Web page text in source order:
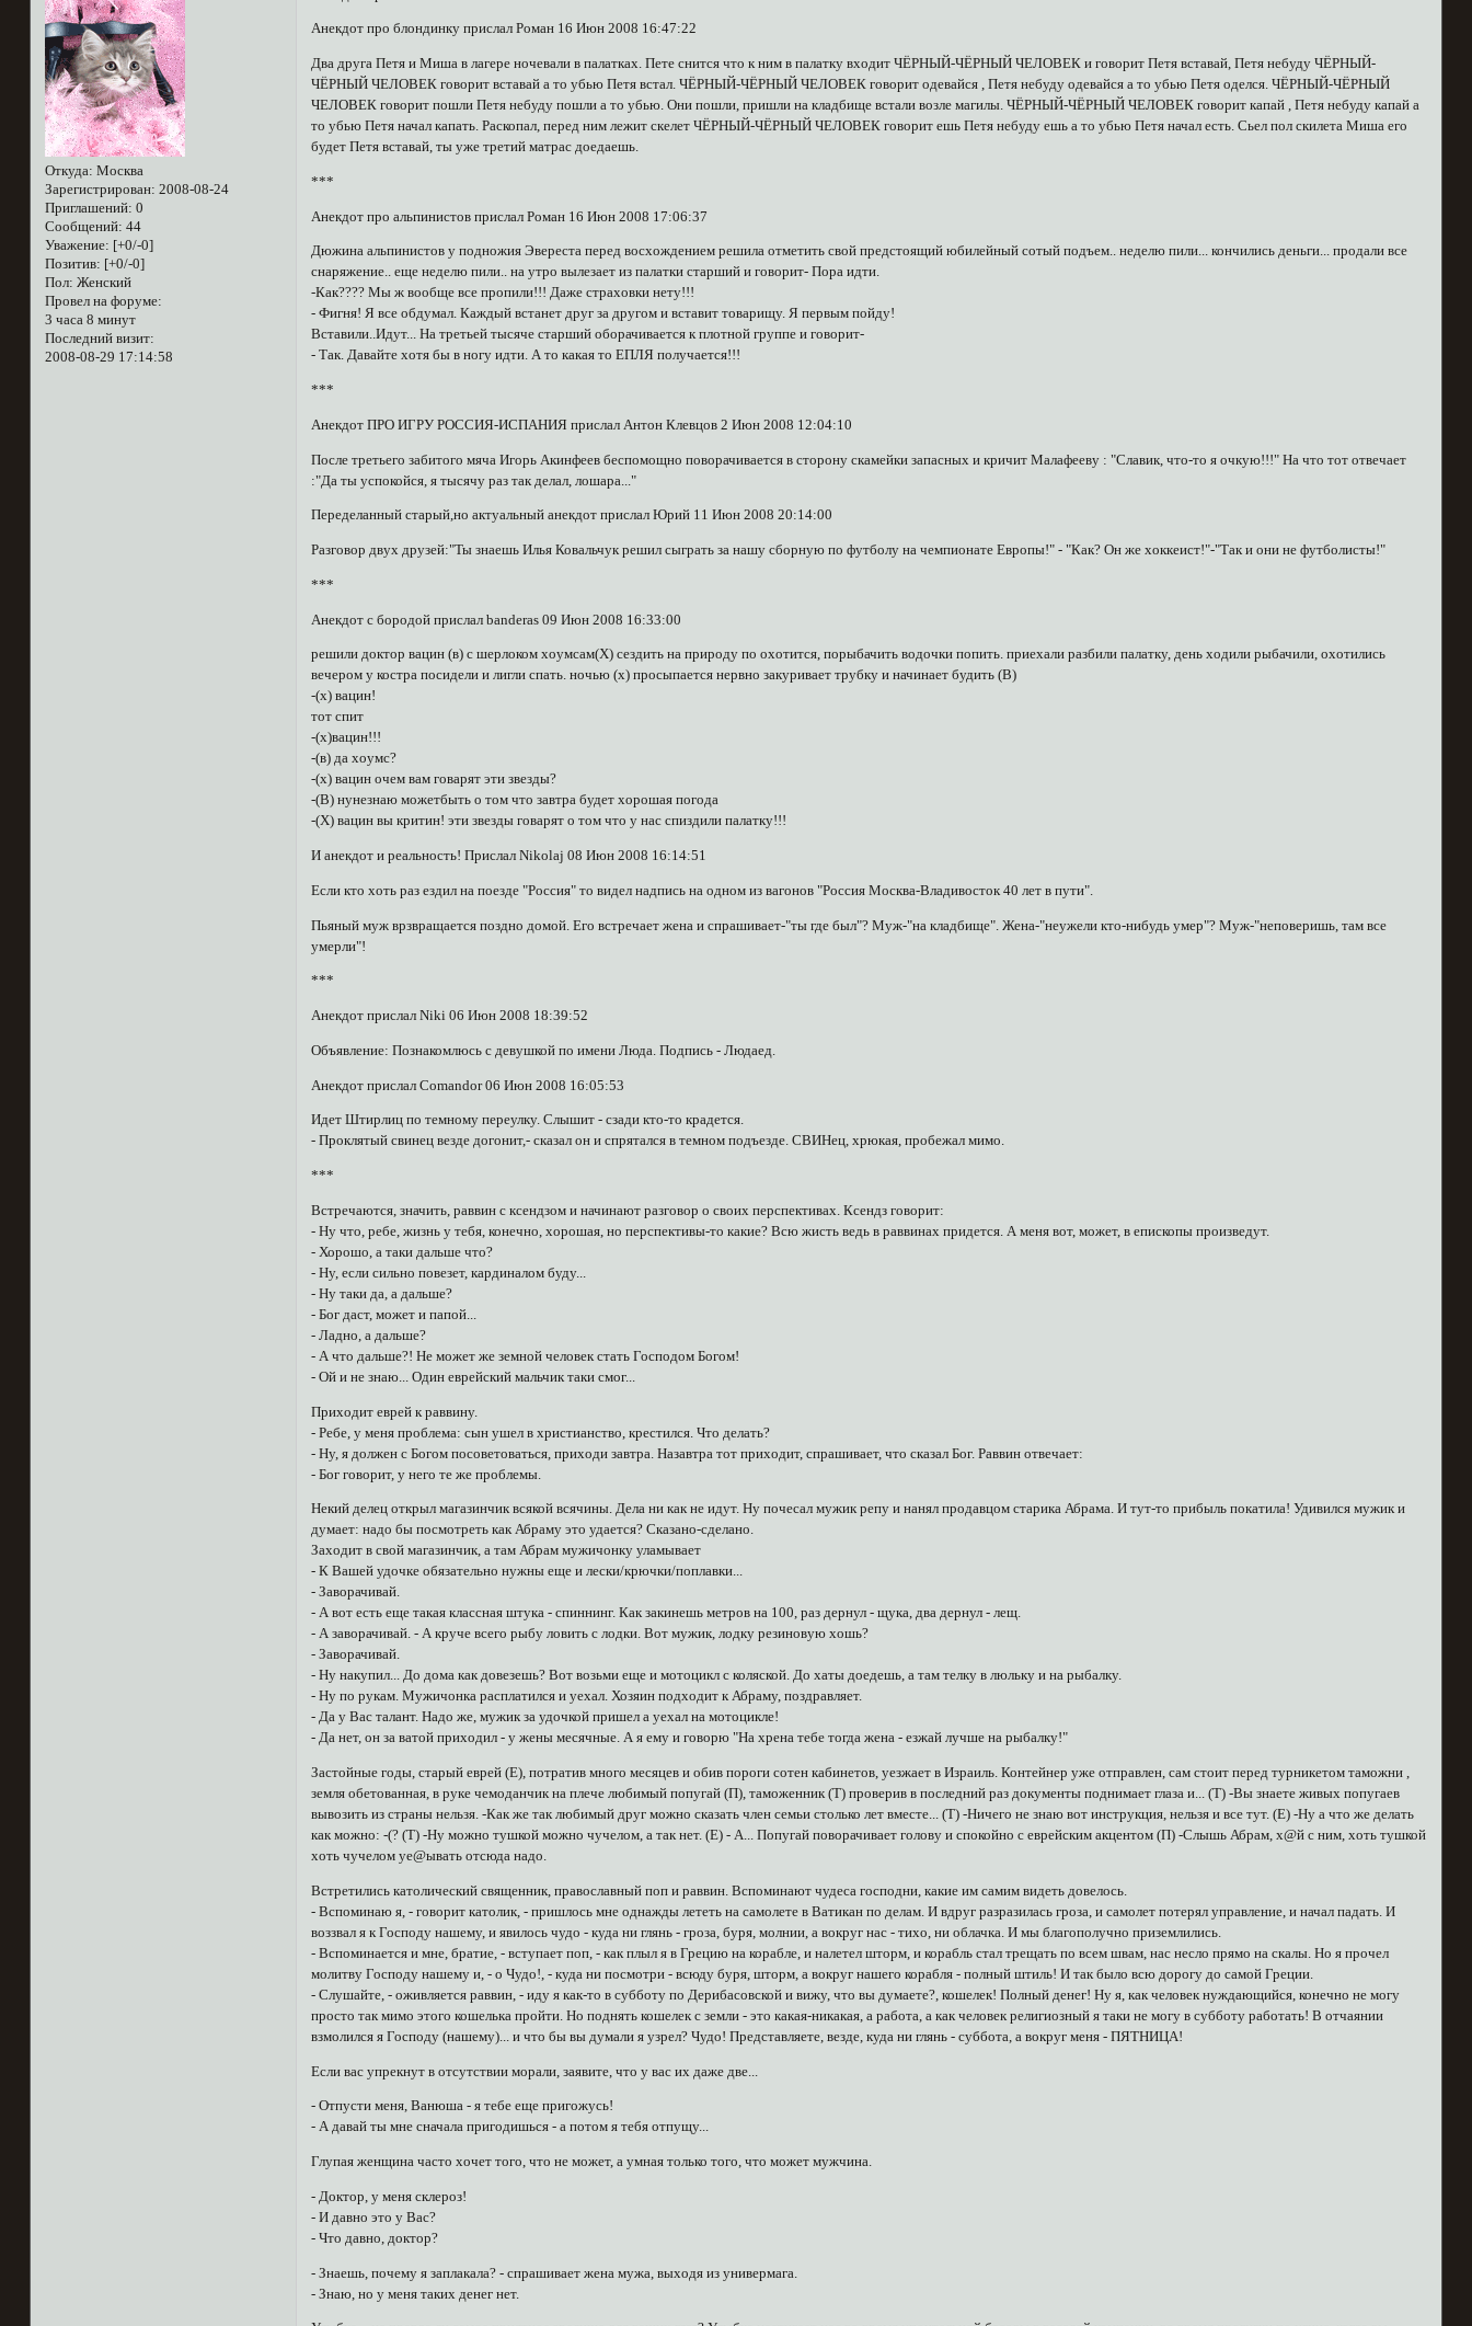
Откуда: Москва
Зарегистрирован: 2008-08-24
Приглашений: 0
Сообщений: 44
Уважение: [+0/-0]
Позитив: [+0/-0]
Пол: Женский
Провел на форуме:
3 часа 8 минут
Последний визит:
2008-08-29 17:14:58
Анекдот про блондинку прислал Роман 16 Июн 2008 16:47:22
Два друга Петя и Миша в лагере ночевали в палатках. Пете снится что к ним в палатку входит ЧЁРНЫЙ-ЧЁРНЫЙ ЧЕЛОВЕК и говорит Петя вставай, Петя небуду ЧЁРНЫЙ-
ЧЁРНЫЙ ЧЕЛОВЕК говорит вставай а то убью Петя встал. ЧЁРНЫЙ-ЧЁРНЫЙ ЧЕЛОВЕК говорит одевайся , Петя небуду одевайся а то убью Петя оделся. ЧЁРНЫЙ-ЧЁРНЫЙ
ЧЕЛОВЕК говорит пошли Петя небуду пошли а то убью. Они пошли, пришли на кладбище встали возле магилы. ЧЁРНЫЙ-ЧЁРНЫЙ ЧЕЛОВЕК говорит капай , Петя небуду капай а
то убью Петя начал капать. Раскопал, перед ним лежит скелет ЧЁРНЫЙ-ЧЁРНЫЙ ЧЕЛОВЕК говорит ешь Петя небуду ешь а то убью Петя начал есть. Сьел пол скилета Миша его
будет Петя вставай, ты уже третий матрас доедаешь.
***
Анекдот про альпинистов прислал Роман 16 Июн 2008 17:06:37
Дюжина альпинистов у подножия Эвереста перед восхождением решила отметить свой предстоящий юбилейный сотый подъем.. неделю пили... кончились деньги... продали все
снаряжение.. еще неделю пили.. на утро вылезает из палатки старший и говорит- Пора идти.
-Как???? Мы ж вообще все пропили!!! Даже страховки нету!!!
- Фигня! Я все обдумал. Каждый встанет друг за другом и вставит товарищу. Я первым пойду!
Вставили..Идут... На третьей тысяче старший оборачивается к плотной группе и говорит-
- Так. Давайте хотя бы в ногу идти. А то какая то ЕПЛЯ получается!!!
***
Анекдот ПРО ИГРУ РОССИЯ-ИСПАНИЯ прислал Антон Клевцов 2 Июн 2008 12:04:10
После третьего забитого мяча Игорь Акинфеев беспомощно поворачивается в сторону скамейки запасных и кричит Малафееву : "Славик, что-то я очкую!!!" На что тот отвечает
:"Да ты успокойся, я тысячу раз так делал, лошара..."
Переделанный старый,но актуальный анекдот прислал Юрий 11 Июн 2008 20:14:00
Разговор двух друзей:"Ты знаешь Илья Ковальчук решил сыграть за нашу сборную по футболу на чемпионате Европы!" - "Как? Он же хоккеист!"-"Так и они не футболисты!"
***
Анекдот с бородой прислал banderas 09 Июн 2008 16:33:00
решили доктор вацин (в) с шерлоком хоумсам(Х) сездить на природу по охотится, порыбачить водочки попить. приехали разбили палатку, день ходили рыбачили, охотились
вечером у костра посидели и лигли спать. ночью (х) просыпается нервно закуривает трубку и начинает будить (В)
-(х) вацин!
тот спит
-(х)вацин!!!
-(в) да хоумс?
-(х) вацин очем вам говарят эти звезды?
-(В) нунезнаю можетбыть о том что завтра будет хорошая погода
-(Х) вацин вы критин! эти звезды говарят о том что у нас спиздили палатку!!!
И анекдот и реальность! Прислал Nikolaj 08 Июн 2008 16:14:51
Если кто хоть раз ездил на поезде "Россия" то видел надпись на одном из вагонов "Россия Москва-Владивосток 40 лет в пути".
Пьяный муж врзвращается поздно домой. Его встречает жена и спрашивает-"ты где был"? Муж-"на кладбище". Жена-"неужели кто-нибудь умер"? Муж-"неповеришь, там все
умерли"!
***
Анекдот прислал Niki 06 Июн 2008 18:39:52
Объявление: Познакомлюсь с девушкой по имени Люда. Подпись - Людаед.
Анекдот прислал Comandor 06 Июн 2008 16:05:53
Идет Штирлиц по темному переулку. Слышит - сзади кто-то крадется.
- Проклятый свинец везде догонит,- сказал он и спрятался в темном подъезде. СВИНец, хрюкая, пробежал мимо.
***
Встречаются, значить, раввин с ксендзом и начинают разговор о своих перспективах. Ксендз говорит:
- Ну что, ребе, жизнь у тебя, конечно, хорошая, но перспективы-то какие? Всю жисть ведь в раввинах придется. А меня вот, может, в епископы произведут.
- Хорошо, а таки дальше что?
- Ну, если сильно повезет, кардиналом буду...
- Ну таки да, а дальше?
- Бог даст, может и папой...
- Ладно, а дальше?
- А что дальше?! Не может же земной человек стать Господом Богом!
- Ой и не знаю... Один еврейский мальчик таки смог...
Приходит еврей к раввину.
- Ребе, у меня проблема: сын ушел в христианство, крестился. Что делать?
- Ну, я должен с Богом посоветоваться, приходи завтра. Назавтра тот приходит, спрашивает, что сказал Бог. Раввин отвечает:
- Бог говорит, у него те же проблемы.
Некий делец открыл магазинчик всякой всячины. Дела ни как не идут. Ну почесал мужик репу и нанял продавцом старика Абрама. И тут-то прибыль покатила! Удивился мужик и
думает: надо бы посмотреть как Абраму это удается? Сказано-сделано.
Заходит в свой магазинчик, а там Абрам мужичонку уламывает
- К Вашей удочке обязательно нужны еще и лески/крючки/поплавки...
- Заворачивай.
- А вот есть еще такая классная штука - спиннинг. Как закинешь метров на 100, раз дернул - щука, два дернул - лещ.
- А заворачивай. - А круче всего рыбу ловить с лодки. Вот мужик, лодку резиновую хошь?
- Заворачивай.
- Ну накупил... До дома как довезешь? Вот возьми еще и мотоцикл с коляской. До хаты доедешь, а там телку в люльку и на рыбалку.
- Ну по рукам. Мужичонка расплатился и уехал. Хозяин подходит к Абраму, поздравляет.
- Да у Вас талант. Надо же, мужик за удочкой пришел а уехал на мотоцикле!
- Да нет, он за ватой приходил - у жены месячные. А я ему и говорю "На хрена тебе тогда жена - езжай лучше на рыбалку!"
Застойные годы, старый еврей (Е), потратив много месяцев и обив пороги сотен кабинетов, уезжает в Израиль. Контейнер уже отправлен, сам стоит перед турникетом таможни ,
земля обетованная, в руке чемоданчик на плече любимый попугай (П), таможенник (Т) проверив в последний раз документы поднимает глаза и... (Т) -Вы знаете живых попугаев
вывозить из страны нельзя. -Как же так любимый друг можно сказать член семьи столько лет вместе... (Т) -Ничего не знаю вот инструкция, нельзя и все тут. (Е) -Ну а что же делать
как можно: -(? (Т) -Ну можно тушкой можно чучелом, а так нет. (Е) - А... Попугай поворачивает голову и спокойно с еврейским акцентом (П) -Слышь Абрам, х@й с ним, хоть тушкой
хоть чучелом уе@ывать отсюда надо.
Встретились католический священник, православный поп и раввин. Вспоминают чудеса господни, какие им самим видеть довелось.
- Вспоминаю я, - говорит католик, - пришлось мне однажды лететь на самолете в Ватикан по делам. И вдруг разразилась гроза, и самолет потерял управление, и начал падать. И
воззвал я к Господу нашему, и явилось чудо - куда ни глянь - гроза, буря, молнии, а вокруг нас - тихо, ни облачка. И мы благополучно приземлились.
- Вспоминается и мне, братие, - вступает поп, - как плыл я в Грецию на корабле, и налетел шторм, и корабль стал трещать по всем швам, нас несло прямо на скалы. Но я прочел
молитву Господу нашему и, - о Чудо!, - куда ни посмотри - всюду буря, шторм, а вокруг нашего корабля - полный штиль! И так было всю дорогу до самой Греции.
- Слушайте, - оживляется раввин, - иду я как-то в субботу по Дерибасовской и вижу, что вы думаете?, кошелек! Полный денег! Ну я, как человек нуждающийся, конечно не могу
просто так мимо этого кошелька пройти. Но поднять кошелек с земли - это какая-никакая, а работа, а как человек религиозный я таки не могу в субботу работать! В отчаянии
взмолился я Господу (нашему)... и что бы вы думали я узрел? Чудо! Представляете, везде, куда ни глянь - суббота, а вокруг меня - ПЯТНИЦА!
Если вас упрекнут в отсутствии морали, заявите, что у вас их даже две...
- Отпусти меня, Ванюша - я тебе еще пригожусь!
- А давай ты мне сначала пригодишься - а потом я тебя отпущу...
Глупая женщина часто хочет того, что не может, а умная только того, что может мужчина.
- Доктор, у меня склероз!
- И давно это у Вас?
- Что давно, доктор?
- Знаешь, почему я заплакала? - спрашивает жена мужа, выходя из универмага.
- Знаю, но у меня таких денег нет.